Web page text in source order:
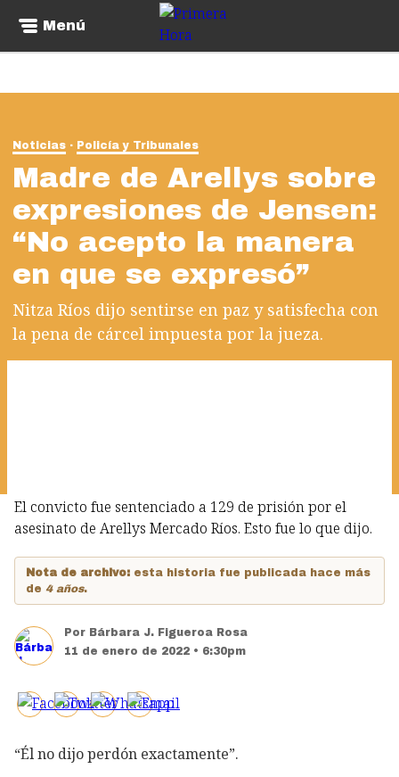
Menú
Noticias Policía y Tribunales
Madre de Arellys sobre
expresiones de Jensen:
“No acepto la manera
en que se expresó”
Nitza Ríos dijo sentirse en paz y satisfecha con
la pena de cárcel impuesta por la jueza.
El convicto fue sentenciado a 129 de prisión por el
asesinato de Arellys Mercado Ríos. Esto fue lo que dijo.
Nota de archivo: esta historia fue publicada hace más
de 4 años.
Por Bárbara J. Figueroa Rosa
11 de enero de 2022 • 6:30pm
“Él no dijo perdón exactamente”.